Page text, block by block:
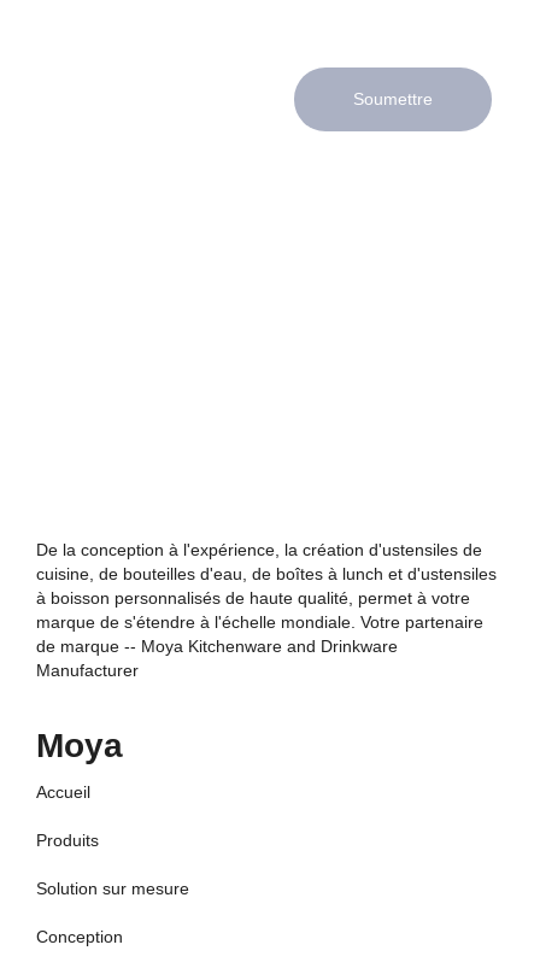
Soumettre
De la conception à l'expérience, la création d'ustensiles de
cuisine, de bouteilles d'eau, de boîtes à lunch et d'ustensiles
à boisson personnalisés de haute qualité, permet à votre
marque de s'étendre à l'échelle mondiale. Votre partenaire
de marque -- Moya Kitchenware and Drinkware
Manufacturer
Moya
Accueil
Produits
Solution sur mesure
Conception